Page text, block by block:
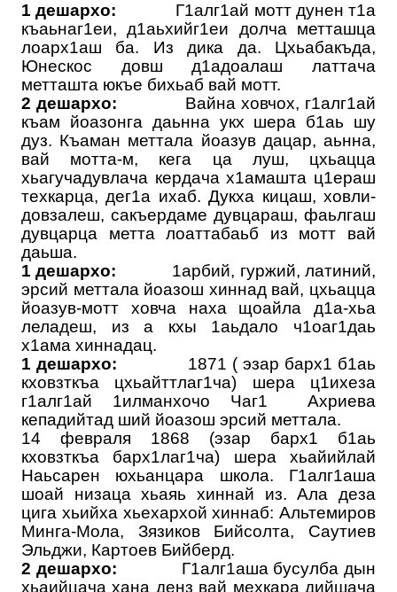
1 дешархо: Г1алг1ай мотт дунен т1а
къаьнаг1еи, д1аьхийг1еи долча метташца
лоарх1аш ба. Из дика да. Цхьабакъда,
Юнескос довш д1адоалаш латтача
метташта юкъе бихьаб вай мотт.
2 дешархо: Вайна ховчох, г1алг1ай
къам йоазонга даьнна укх шера б1аь шу
дуз. Къаман меттала йоазув дацар, аьнна,
вай мотта-м, кега ца луш, цхьацца
хьагучадувлача кердача х1амашта ц1ераш
техкарца, дег1а ихаб. Дукха кицаш, ховли-
довзалеш, сакъердаме дувцараш, фаьлгаш
дувцарца метта лоаттабаьб из мотт вай
даьша.
1 дешархо: 1арбий, гуржий, латиний,
эрсий меттала йоазош хиннад вай, цхьацца
йоазув-мотт ховча наха щоайла д1а-хьа
леладеш, из а кхы 1аьдало ч1оаг1даь
х1ама хиннадац.
1 дешархо: 1871 ( эзар барх1 б1аь
кховзткъа цхьайттлаг1ча) шера ц1ихеза
г1алг1ай 1илманхочо Чаг1 Ахриева
кепадийтад ший йоазош эрсий меттала.
14 февраля 1868 (эзар барх1 б1аь
кховзткъа барх1лаг1ча) шера хьайийлай
Наьсарен юхьанцара школа. Г1алг1аша
шоай низаца хьаяь хиннай из. Ала деза
цига хьийха хьехархой хиннаб: Альтемиров
Минга-Мола, Зязиков Бийсолта, Саутиев
Эльджи, Картоев Бийберд.
2 дешархо: Г1алг1аша бусулба дын
хьаийцача хана денз вай мехкара дийшача